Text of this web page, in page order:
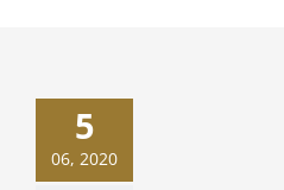
5
06, 2020
alkollü
kasko bedeli
ödenir
Kararları